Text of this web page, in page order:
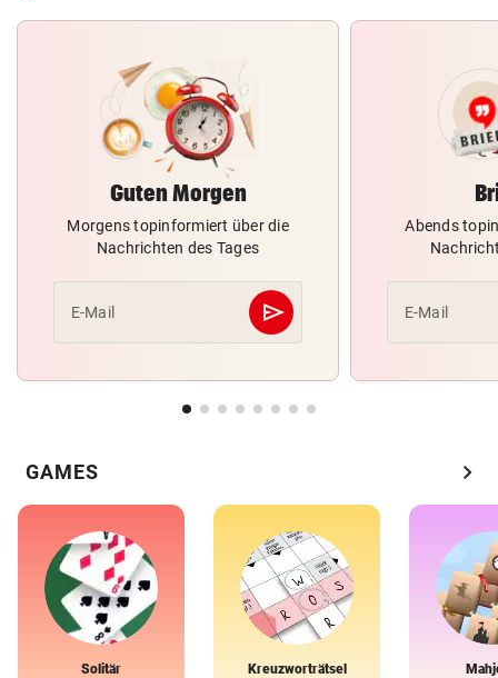
Guten Morgen
Morgens topinformiert über die
Nachrichten des Tages
E-Mail send
Abschicken
Abends
E-Mail
GAMES chevron_right
Solitär Kreuzworträtsel